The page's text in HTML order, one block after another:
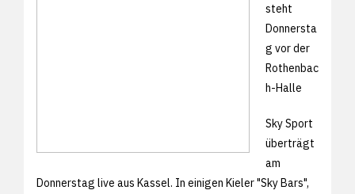
steht
Donnersta
g vor der
Rothenbac
h-Halle
Sky Sport
überträgt
am
Donnerstag live aus Kassel. In einigen Kieler "Sky Bars",